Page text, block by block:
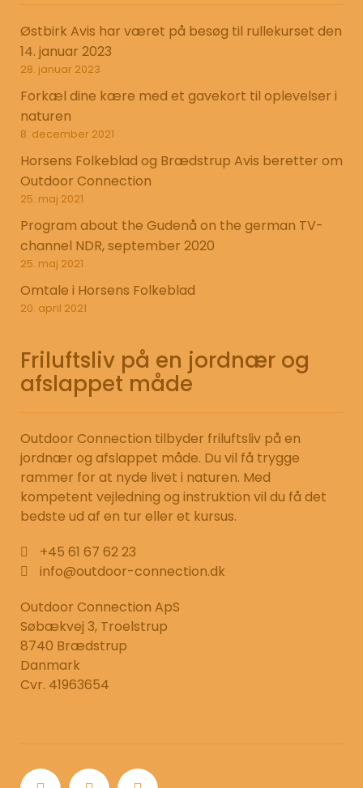
Østbirk Avis har været på besøg til rullekurset den
14. januar 2023
28. januar 2023
Forkæl dine kære med et gavekort til oplevelser i
naturen
8. december 2021
Horsens Folkeblad og Brædstrup Avis beretter om
Outdoor Connection
25. maj 2021
Program about the Gudenå on the german TV-
channel NDR, september 2020
25. maj 2021
Omtale i Horsens Folkeblad
20. april 2021
Friluftsliv på en jordnær og
afslappet måde
Outdoor Connection tilbyder friluftsliv på en
jordnær og afslappet måde. Du vil få trygge
rammer for at nyde livet i naturen. Med
kompetent vejledning og instruktion vil du få det
bedste ud af en tur eller et kursus.
+45 61 67 62 23
info@outdoor-connection.dk
Outdoor Connection ApS
Søbækvej 3, Troelstrup
8740 Brædstrup
Danmark
Cvr. 41963654